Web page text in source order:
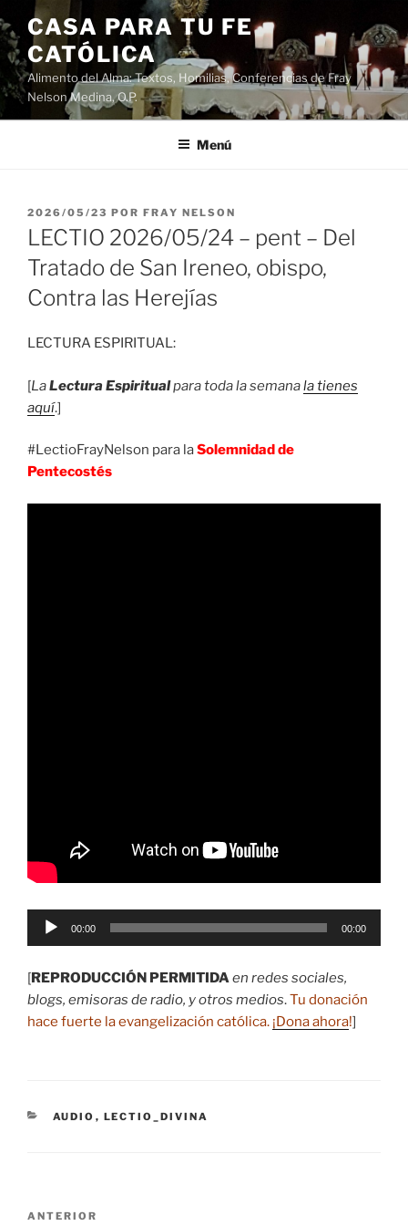
Saltar
al
contenido
CASA PARA TU FE
CATÓLICA
Alimento del Alma: Textos, Homilias, Conferencias de Fray
Nelson Medina, O.P.
Menú
PUBLICADO
EL
2026/05/23 POR FRAY NELSON
LECTIO 2026/05/24 – pent – Del
Tratado de San Ireneo, obispo,
Contra las Herejías
LECTURA ESPIRITUAL:
[LaLectura Espiritualpara toda la semanala tienes
aquí.]
#LectioFrayNelson para laSolemnidad de
Pentecostés
Reproductor
00:00 00:00
[REPRODUCCIÓN PERMITIDAen redes sociales,
blogs, emisoras de radio, y otros medios.Tu donación
hace fuerte la evangelización católica. ¡Dona ahora!]
CATEGORÍAS
AUDIO , LECTIO_DIVINA
Navegación
Entrada
ANTERIOR